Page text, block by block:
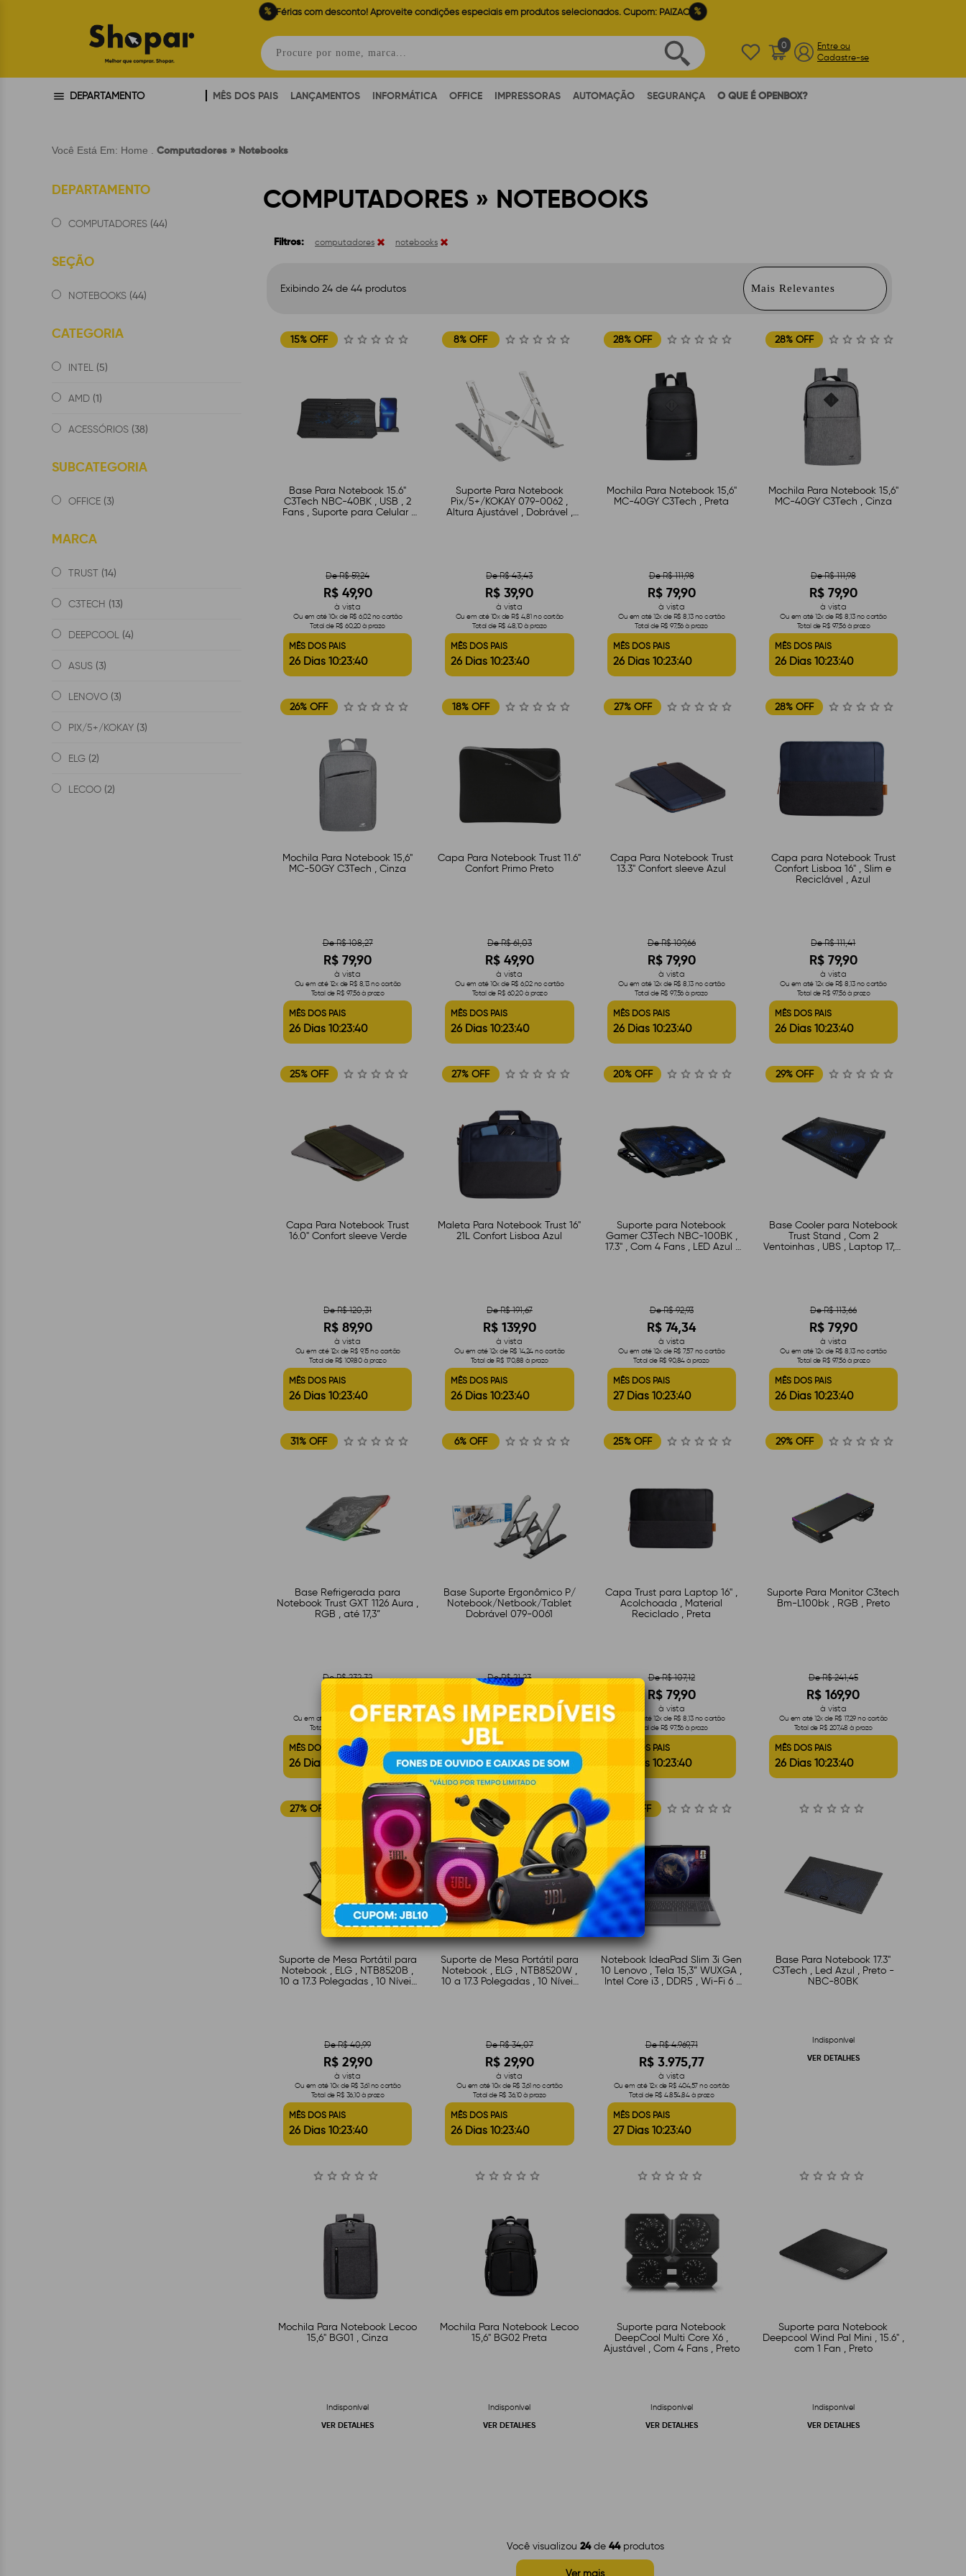
% Férias com desconto! Aproveite condições especiais em produtos selecionados. Cupom: PAIZAO %
0
Entre ou
Cadastre-se
DEPARTAMENTO MÊS DOS PAIS LANÇAMENTOS INFORMÁTICA OFFICE IMPRESSORAS AUTOMAÇÃO SEGURANÇA O QUE É OPENBOX?
Você Está Em: Home Computadores » Notebooks
DEPARTAMENTO
COMPUTADORES (44)
SEÇÃO
NOTEBOOKS (44)
CATEGORIA
INTEL (5)
AMD (1)
ACESSÓRIOS (38)
SUBCATEGORIA
OFFICE (3)
MARCA
TRUST (14)
C3TECH (13)
DEEPCOOL (4)
ASUS (3)
LENOVO (3)
PIX/5+/KOKAY (3)
ELG (2)
LECOO (2)
COMPUTADORES » NOTEBOOKS
Filtros: computadores notebooks
Exibindo 24 de 44 produtos
15% OFF
Base Para Notebook 15.6"
C3Tech NBC-40BK , USB , 2
Fans , Suporte para Celular ,
De R$ 59,24
R$ 49,90
à vista
Ou em até 10x de R$ 6,02 no cartão
Total de R$ 60,20 à prazo
MÊS DOS PAIS
26 Dias 10:23:39
8% OFF
Suporte Para Notebook
Pix/5+/KOKAY 079-0062 ,
Altura Ajustável , Dobrável ,
De R$ 43,43
R$ 39,90
à vista
Ou em até 10x de R$ 4,81 no cartão
Total de R$ 48,10 à prazo
MÊS DOS PAIS
26 Dias 10:23:39
28% OFF
Mochila Para Notebook 15,6"
MC-40GY C3Tech , Preta
De R$ 111,98
R$ 79,90
à vista
Ou em até 12x de R$ 8,13 no cartão
Total de R$ 97,56 à prazo
MÊS DOS PAIS
26 Dias 10:23:39
28% OFF
Mochila Para Notebook 15,6"
MC-40GY C3Tech , Cinza
De R$ 111,98
R$ 79,90
à vista
Ou em até 12x de R$ 8,13 no cartão
Total de R$ 97,56 à prazo
MÊS DOS PAIS
26 Dias 10:23:39
26% OFF
Mochila Para Notebook 15,6"
MC-50GY C3Tech , Cinza
De R$ 108,27
R$ 79,90
à vista
Ou em até 12x de R$ 8,13 no cartão
Total de R$ 97,56 à prazo
MÊS DOS PAIS
26 Dias 10:23:39
18% OFF
Capa Para Notebook Trust 11.6"
Confort Primo Preto
De R$ 61,03
R$ 49,90
à vista
Ou em até 10x de R$ 6,02 no cartão
Total de R$ 60,20 à prazo
MÊS DOS PAIS
26 Dias 10:23:39
27% OFF
Capa Para Notebook Trust
13.3" Confort sleeve Azul
De R$ 109,66
R$ 79,90
à vista
Ou em até 12x de R$ 8,13 no cartão
Total de R$ 97,56 à prazo
MÊS DOS PAIS
26 Dias 10:23:39
28% OFF
Capa para Notebook Trust
Confort Lisboa 16" , Slim e
Reciclável , Azul
De R$ 111,41
R$ 79,90
à vista
Ou em até 12x de R$ 8,13 no cartão
Total de R$ 97,56 à prazo
MÊS DOS PAIS
26 Dias 10:23:39
25% OFF
Capa Para Notebook Trust
16.0" Confort sleeve Verde
De R$ 120,31
R$ 89,90
à vista
Ou em até 12x de R$ 9,15 no cartão
Total de R$ 109,80 à prazo
MÊS DOS PAIS
26 Dias 10:23:39
27% OFF
Maleta Para Notebook Trust 16"
21L Confort Lisboa Azul
De R$ 191,67
R$ 139,90
à vista
Ou em até 12x de R$ 14,24 no cartão
Total de R$ 170,88 à prazo
MÊS DOS PAIS
26 Dias 10:23:39
20% OFF
Suporte para Notebook
Gamer C3Tech NBC-100BK ,
17.3" , Com 4 Fans , LED Azul ,
De R$ 92,93
R$ 74,34
à vista
Ou em até 12x de R$ 7,57 no cartão
Total de R$ 90,84 à prazo
MÊS DOS PAIS
27 Dias 10:23:39
29% OFF
Base Cooler para Notebook
Trust Stand , Com 2
Ventoinhas , UBS , Laptop 17,3"
De R$ 113,66
R$ 79,90
à vista
Ou em até 12x de R$ 8,13 no cartão
Total de R$ 97,56 à prazo
MÊS DOS PAIS
26 Dias 10:23:39
31% OFF
Base Refrigerada para
Notebook Trust GXT 1126 Aura ,
RGB , até 17,3”
De R$ 232,32
R$ 159,90
à vista
Ou em até 12x de R$ 16,27 no cartão
Total de R$ 195,24 à prazo
MÊS DOS PAIS
26 Dias 10:23:39
6% OFF
Base Suporte Ergonômico P/
Notebook/Netbook/Tablet
Dobrável 079-0061
De R$ 21,23
R$ 19,90
à vista
Ou em até 10x de R$ 2,40 no cartão
Total de R$ 24,00 à prazo
MÊS DOS PAIS
26 Dias 10:23:39
25% OFF
Capa Trust para Laptop 16" ,
Acolchoada , Material
Reciclado , Preta
De R$ 107,12
R$ 79,90
à vista
Ou em até 12x de R$ 8,13 no cartão
Total de R$ 97,56 à prazo
MÊS DOS PAIS
26 Dias 10:23:39
29% OFF
Suporte Para Monitor C3tech
Bm-L100bk , RGB , Preto
De R$ 241,45
R$ 169,90
à vista
Ou em até 12x de R$ 17,29 no cartão
Total de R$ 207,48 à prazo
MÊS DOS PAIS
26 Dias 10:23:39
27% OFF
Suporte de Mesa Portátil para
Notebook , ELG , NTB8520B ,
10 a 17.3 Polegadas , 10 Níveis
De R$ 40,99
R$ 29,90
à vista
Ou em até 10x de R$ 3,61 no cartão
Total de R$ 36,10 à prazo
MÊS DOS PAIS
26 Dias 10:23:39
12% OFF
Suporte de Mesa Portátil para
Notebook , ELG , NTB8520W ,
10 a 17.3 Polegadas , 10 Níveis
De R$ 34,07
R$ 29,90
à vista
Ou em até 10x de R$ 3,61 no cartão
Total de R$ 36,10 à prazo
MÊS DOS PAIS
26 Dias 10:23:39
19% OFF
Notebook IdeaPad Slim 3i Gen
10 Lenovo , Tela 15,3” WUXGA ,
Intel Core i3 , DDR5 , Wi-Fi 6 ,
De R$ 4.969,71
R$ 3.975,77
à vista
Ou em até 12x de R$ 404,57 no cartão
Total de R$ 4.854,84 à prazo
MÊS DOS PAIS
27 Dias 10:23:39
Base Para Notebook 17.3"
C3Tech , Led Azul , Preto -
NBC-80BK
Indisponível
VER DETALHES
Mochila Para Notebook Lecoo
15,6" BG01 , Cinza
Indisponível
VER DETALHES
Mochila Para Notebook Lecoo
15,6" BG02 Preta
Indisponível
VER DETALHES
Suporte para Notebook
DeepCool Multi Core X6 ,
Ajustável , Com 4 Fans , Preto
Indisponível
VER DETALHES
Suporte para Notebook
Deepcool Wind Pal Mini , 15.6" ,
com 1 Fan , Preto
Indisponível
VER DETALHES
Você visualizou 24de 44produtos
Ver mais